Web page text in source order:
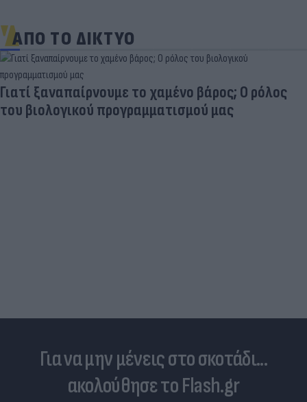
ΑΠΟ ΤΟ ΔΙΚΤΥΟ
Γιατί ξαναπαίρνουμε το χαμένο βάρος; Ο ρόλος
του βιολογικού προγραμματισμού μας
Για να μην μένεις στο σκοτάδι...
ακολούθησε το Flash.gr